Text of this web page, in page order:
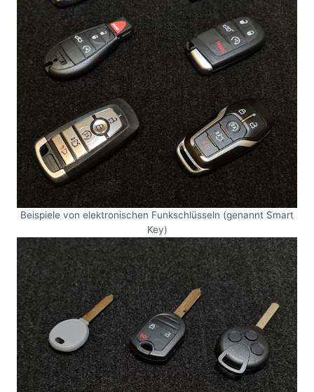
Beispiele von elektronischen Funkschlüsseln (genannt Smart
Key)